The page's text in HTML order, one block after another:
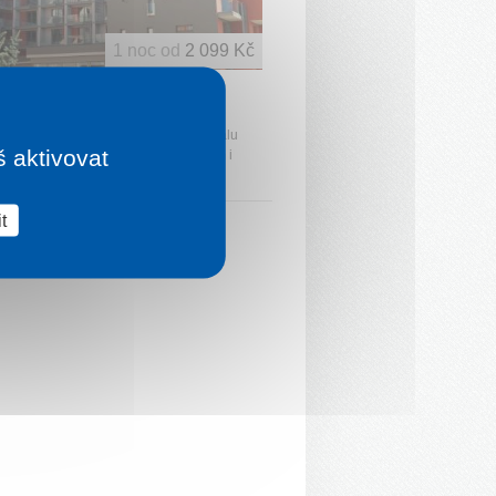
ubytovací komplex přímo v areálu
Bešeňová. Polohou, vybavením i
1 noc od 2 099 Kč
aktivovat